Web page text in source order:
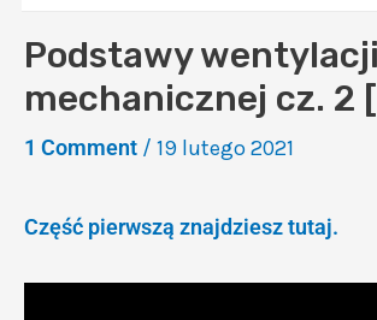
Podstawy wentylacji
mechanicznej cz. 2
1 Comment / 19 lutego 2021
Część pierwszą znajdziesz tutaj.